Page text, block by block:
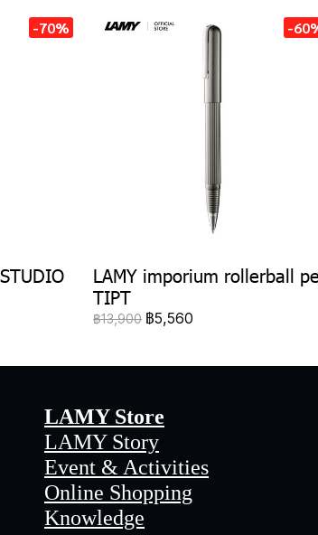
-70% -
LAMY imporium rollerball
TIPT
฿13,900 ฿5,560
LAMY Store
LAMY Story
Event & Activities
Online Shopping
Knowledge